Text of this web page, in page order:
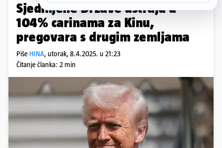
Sjedinjene Države ustraju u
104% carinama za Kinu,
pregovara s drugim zemljama
Piše HINA, utorak, 8.4.2025. u 21:23
Čitanje članka: 2 min